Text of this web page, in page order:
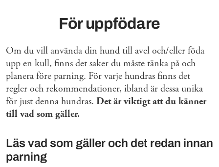
För uppfödare
Om du vill använda din hund till avel och/eller föda
upp en kull, finns det saker du måste tänka på och
planera före parning. För varje hundras finns det
regler och rekommendationer, ibland är dessa unika
för just denna hundras. Det är viktigt att du känner
till vad som gäller.
Läs vad som gäller och det redan innan
parning